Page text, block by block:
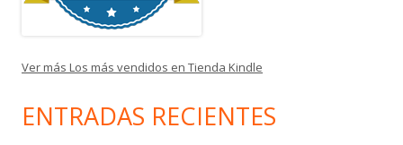
Ver más Los más vendidos en Tienda Kindle
ENTRADAS RECIENTES